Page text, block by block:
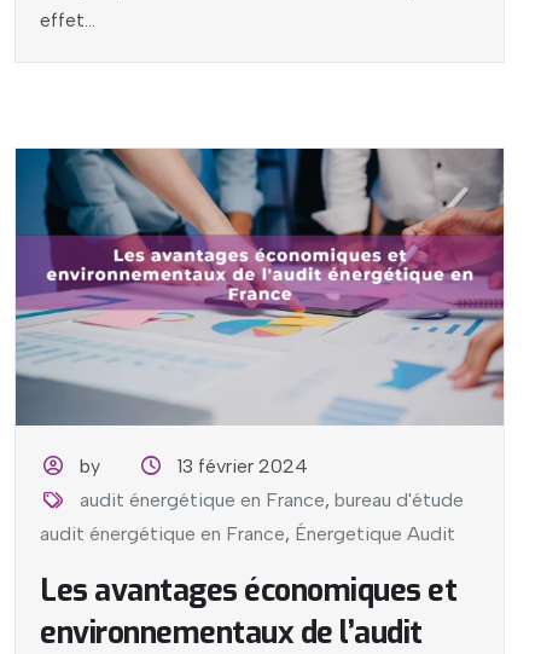
effet...
by
13 février 2024
audit énergétique en France,bureau d'étude
audit énergétique en France, Énergetique Audit
Les avantages économiques et
environnementaux de l’audit